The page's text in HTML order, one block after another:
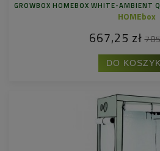
GROWBOX HOMEBOX WHITE-AMBIENT
HOMEbox
667,25 zł
DO